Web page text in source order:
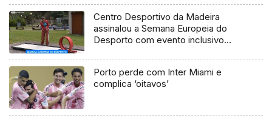
Centro Desportivo da Madeira
assinalou a Semana Europeia do
Desporto com evento inclusivo
Porto perde com Inter Miami e
complica ‘oitavos’